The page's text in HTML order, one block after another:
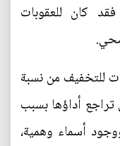
كان للعقوبات
للتخفيف من نسبة
تراجع أداؤها بسبب
أسماء وهمية،